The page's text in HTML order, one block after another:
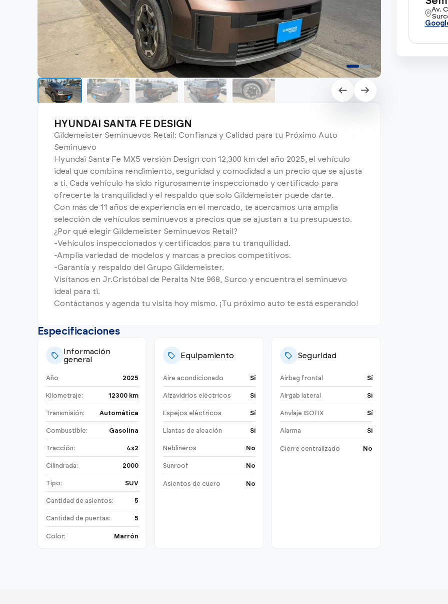
HYUNDAI SANTA FE DESIGN
Gildemeister Seminuevos Retail: Confianza y Calidad para tu Próximo Auto
Seminuevo
Hyundai Santa Fe MX5 versión Design con 12,300 km del año 2025, el vehículo
ideal que combina rendimiento, seguridad y comodidad a un precio que se ajusta
a ti. Cada vehículo ha sido rigurosamente inspeccionado y certificado para
ofrecerte la tranquilidad y el respaldo que solo Gildemeister puede darte.
Con más de 11 años de experiencia en el mercado, te acercamos una amplia
selección de vehículos seminuevos a precios que se ajustan a tu presupuesto.
¿Por qué elegir Gildemeister Seminuevos Retail?
-Vehículos inspeccionados y certificados para tu tranquilidad.
-Amplia variedad de modelos y marcas a precios competitivos.
-Garantía y respaldo del Grupo Gildemeister.
Visítanos en Jr.Cristóbal de Peralta Nte 968, Surco y encuentra el seminuevo
ideal para ti.
Contáctanos y agenda tu visita hoy mismo. ¡Tu próximo auto te está esperando!
Especificaciones
Información
general
Año 2025
Kilometraje: 12300 km
Transmisión: Automática
Combustible: Gasolina
Tracción: 4x2
Cilindrada: 2000
Tipo: SUV
Cantidad de asientos: 5
Cantidad de puertas: 5
Color: Marrón
Equipamiento
Aire acondicionado Sí
Alzavidrios eléctricos Sí
Espejos eléctricos Sí
Llantas de aleación Sí
Neblineros No
Sunroof No
Asientos de cuero No
Seguridad
Airbag frontal Sí
Airgab lateral Sí
Anvlaje ISOFIX Sí
Alarma Sí
Cierre centralizado No
Av.